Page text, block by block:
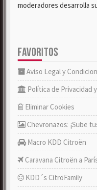
moderadores desarrolla
FAVORITOS
Aviso Legal y
Política de Privacidad
Eliminar Cookies
Chevronazos: ¡Sube
Macro KDD Citroën
Caravana Citroën a
KDD´s CitröFamily